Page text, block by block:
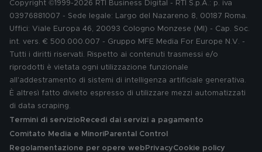
Copyright ©1999-2026 RTI Business Digital - RTI S.p.A.: p. iva
03976881007 - Sede legale: Largo del Nazareno 8, 00187 Roma.
Uffici: Viale Europa 46, 20093 Cologno Monzese (MI) - Cap. Soc.
int. vers. € 500.000.007 - Gruppo MFE Media For Europe N.V. -
Tutti i diritti riservati. Rispetto ai contenuti trasmessi e/o
riprodotti è vietata ogni utilizzazione funzionale
all'addestramento di sistemi di intelligenza artificiale generativa.
È altresì fatto divieto espresso di utilizzare mezzi automatizzati
di data scraping.
Termini di servizio Recedi dai servizi a pagamento
Comitato Media e MinoriParental Control
Regolamentazione per opere web PrivacyCookie policy